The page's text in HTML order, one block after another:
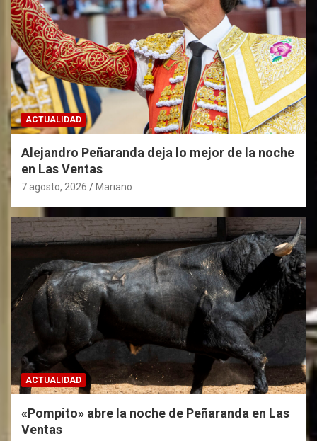
ACTUALIDAD
Alejandro Peñaranda deja lo mejor de la noche
en Las Ventas
7 agosto, 2026 Mariano
ACTUALIDAD
«Pompito» abre la noche de Peñaranda en Las
Ventas